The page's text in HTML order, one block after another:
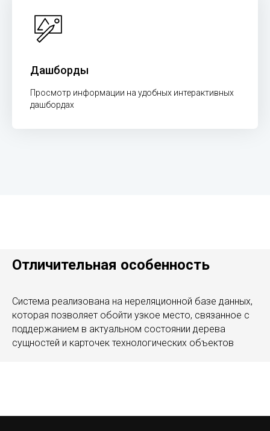
Дашборды
Просмотр информации на удобных интерактивных
дашбордах
Отличительная особенность
Система реализована на нереляционной базе данных,
которая позволяет обойти узкое место, связанное с
поддержанием в актуальном состоянии дерева
сущностей и карточек технологических объектов